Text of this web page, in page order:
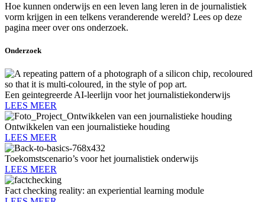
Hoe kunnen onderwijs en een leven lang leren in de journalistiek
vorm krijgen in een telkens veranderende wereld? Lees op deze
pagina meer over ons onderzoek.
Onderzoek
Een geintegreerde AI-leerlijn voor het journalistiekonderwijs
LEES MEER
Ontwikkelen van een journalistieke houding
LEES MEER
Toekomstscenario’s voor het journalistiek onderwijs
LEES MEER
Fact checking reality: an experiential learning module​